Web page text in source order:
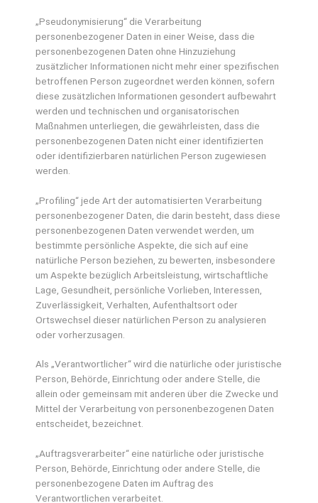
„Pseudonymisierung“ die Verarbeitung
personenbezogener Daten in einer Weise, dass die
personenbezogenen Daten ohne Hinzuziehung
zusätzlicher Informationen nicht mehr einer spezifischen
betroffenen Person zugeordnet werden können, sofern
diese zusätzlichen Informationen gesondert aufbewahrt
werden und technischen und organisatorischen
Maßnahmen unterliegen, die gewährleisten, dass die
personenbezogenen Daten nicht einer identifizierten
oder identifizierbaren natürlichen Person zugewiesen
werden.
„Profiling“ jede Art der automatisierten Verarbeitung
personenbezogener Daten, die darin besteht, dass diese
personenbezogenen Daten verwendet werden, um
bestimmte persönliche Aspekte, die sich auf eine
natürliche Person beziehen, zu bewerten, insbesondere
um Aspekte bezüglich Arbeitsleistung, wirtschaftliche
Lage, Gesundheit, persönliche Vorlieben, Interessen,
Zuverlässigkeit, Verhalten, Aufenthaltsort oder
Ortswechsel dieser natürlichen Person zu analysieren
oder vorherzusagen.
Als „Verantwortlicher“ wird die natürliche oder juristische
Person, Behörde, Einrichtung oder andere Stelle, die
allein oder gemeinsam mit anderen über die Zwecke und
Mittel der Verarbeitung von personenbezogenen Daten
entscheidet, bezeichnet.
„Auftragsverarbeiter“ eine natürliche oder juristische
Person, Behörde, Einrichtung oder andere Stelle, die
personenbezogene Daten im Auftrag des
Verantwortlichen verarbeitet.